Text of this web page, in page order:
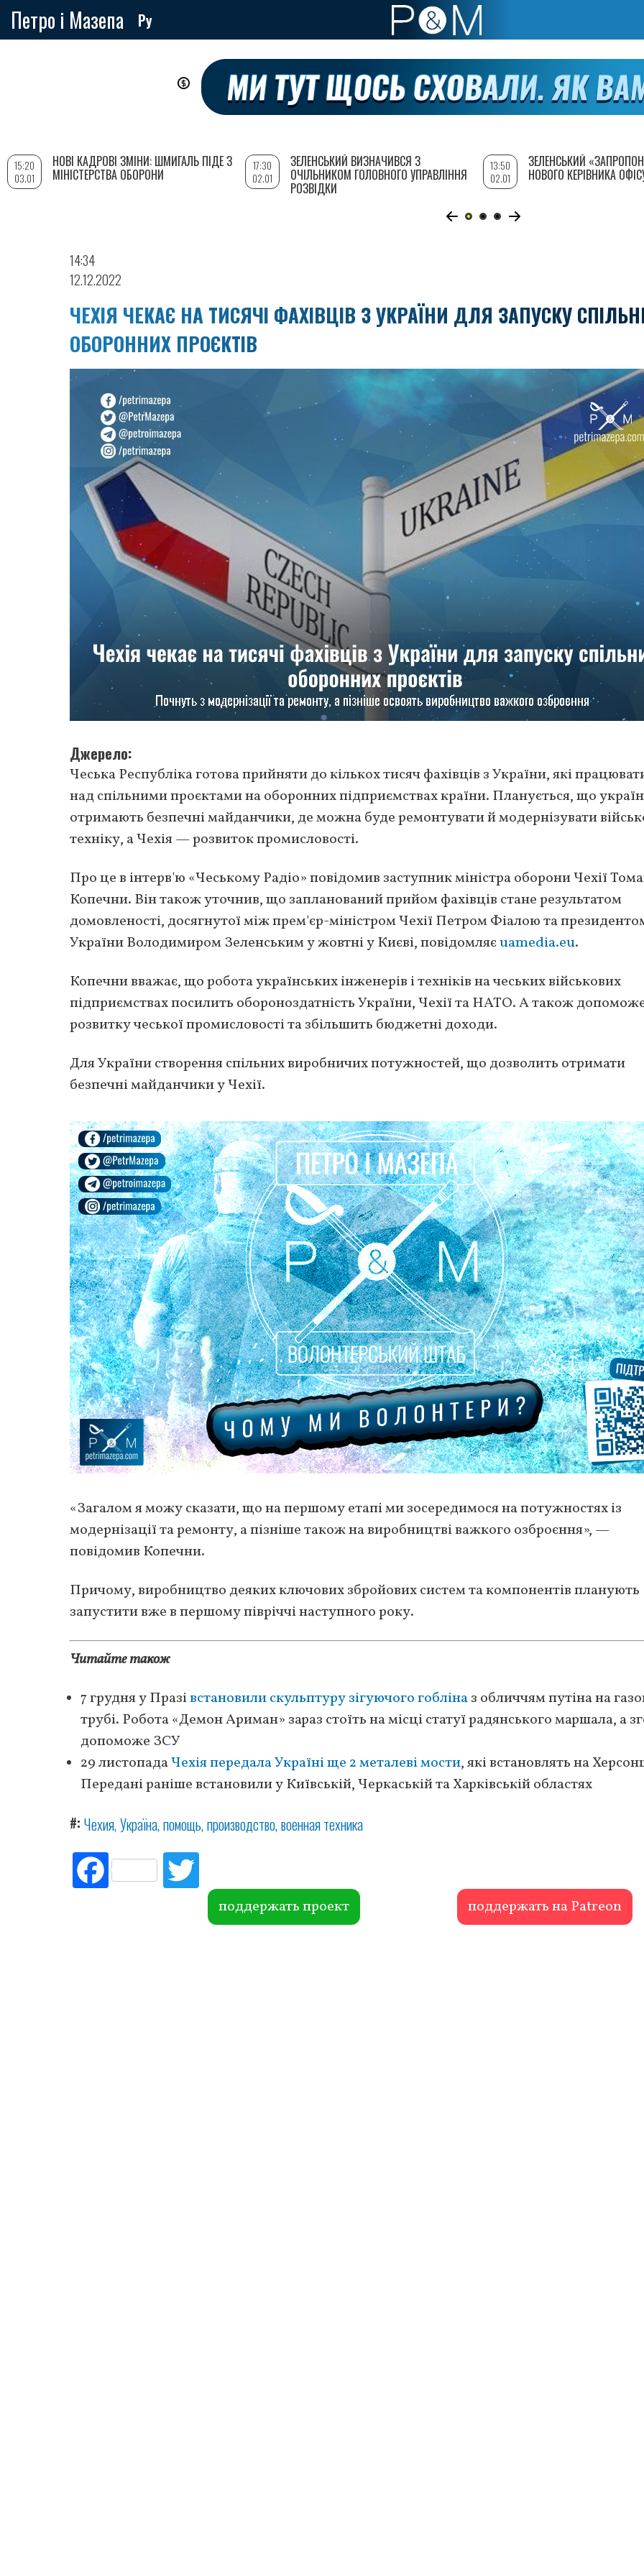
Петро і Мазепа Ру
14:34
12.12.2022
ЧЕХІЯ ЧЕКАЄ НА ТИСЯЧІ ФАХІВЦІВ З УКРАЇНИ ДЛЯ ЗАПУСКУ
ОБОРОННИХ ПРОЄКТІВ
Джерело
Чеська Республіка готова прийняти до кількох тисяч фахівців з України, які
над спільними проєктами на оборонних підприємствах країни. Планується, що
отримають безпечні майданчики, де можна буде ремонтувати й модернізувати
техніку, а Чехія — розвиток промисловості.
Про це в інтерв'ю «Чеському Радіо» повідомив заступник міністра оборони Чехії
Копечни. Він також уточнив, що запланований прийом фахівців стане результатом
домовленості, досягнутої між прем'єр-міністром Чехії Петром Фіалою та
України Володимиром Зеленським у жовтні у Києві, повідомляєuamedia.eu.
Копечни вважає, що робота українських інженерів і техніків на чеських військових
підприємствах посилить обороноздатність України, Чехії та НАТО. А також
розвитку чеської промисловості та збільшить бюджетні доходи.
Для України створення спільних виробничих потужностей, що дозволить отримати
безпечні майданчики у Чехії.
«Загалом я можу сказати, що на першому етапі ми зосередимося на потужностях із
модернізації та ремонту, а пізніше також на виробництві важкого озброєння», —
повідомив Копечни.
Причому, виробництво деяких ключових збройових систем та компонентів планують
запустити вже в першому півріччі наступного року.
Читайте також
7 грудня у Празівстановили скульптуру зігуючого гобліназ обличчям путіна на
трубі. Робота «Демон Ариман» зараз стоїть на місці статуї радянського маршала, а
допоможе ЗСУ
29 листопадаЧехія передала Україні ще 2 металеві мости, які встановлять на
Передані раніше встановили у Київській, Черкаській та Харківській областях
# Чехия Україна помощь производство военная техника
Fac
ebo itte
r поддержать проект поддержать на Patreon
15:20
03.01
НОВІ КАДРОВІ ЗМІНИ: ШМИГАЛЬ ПІДЕ З
МІНІСТЕРСТВА ОБОРОНИ
17:30
02.01
ЗЕЛЕНСЬКИЙ ВИЗНАЧИВСЯ З
ОЧІЛЬНИКОМ ГОЛОВНОГО УПРАВЛІННЯ
РОЗВІДКИ
13:50
02.01
ЗЕЛЕНСЬКИЙ
НОВОГО КЕРІВНИКА